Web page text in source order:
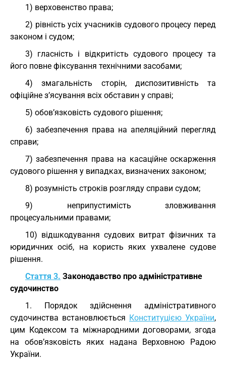
1) верховенство права;
2) рівність усіх учасників судового процесу перед
законом і судом;
3) гласність і відкритість судового процесу та
його повне фіксування технічними засобами;
4) змагальність сторін, диспозитивність та
офіційне з’ясування всіх обставин у справі;
5) обов’язковість судового рішення;
6) забезпечення права на апеляційний перегляд
справи;
7) забезпечення права на касаційне оскарження
судового рішення у випадках, визначених законом;
8) розумність строків розгляду справи судом;
9) неприпустимість зловживання
процесуальними правами;
10) відшкодування судових витрат фізичних та
юридичних осіб, на користь яких ухвалене судове
рішення.
Стаття 3. Законодавство про адміністративне
судочинство
1. Порядок здійснення адміністративного
судочинства встановлюється Конституцією України,
цим Кодексом та міжнародними договорами, згода
на обов’язковість яких надана Верховною Радою
України.